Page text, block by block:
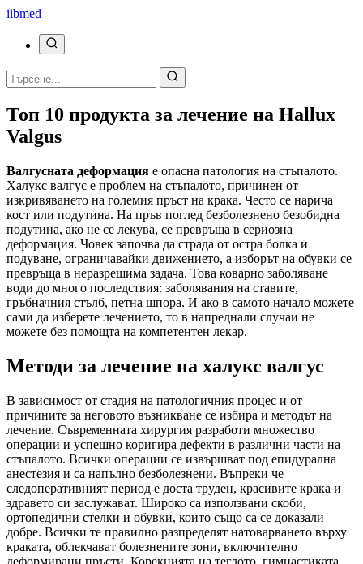
iibmed
Топ 10 продукта за лечение на Hallux
Valgus
Валгусната деформация е опасна патология на стъпалото.
Халукс валгус е проблем на стъпалото, причинен от
изкривяването на големия пръст на крака. Често се нарича
кост или подутина. На пръв поглед безболезнено безобидна
подутина, ако не се лекува, се превръща в сериозна
деформация. Човек започва да страда от остра болка и
подуване, ограничавайки движението, а изборът на обувки се
превръща в неразрешима задача. Това коварно заболяване
води до много последствия: заболявания на ставите,
гръбначния стълб, петна шпора. И ако в самото начало можете
сами да изберете лечението, то в напреднали случаи не
можете без помощта на компетентен лекар.
Методи за лечение на халукс валгус
В зависимост от стадия на патологичния процес и от
причините за неговото възникване се избира и методът на
лечение. Съвременната хирургия разработи множество
операции и успешно коригира дефекти в различни части на
стъпалото. Всички операции се извършват под епидурална
анестезия и са напълно безболезнени. Въпреки че
следоперативният период е доста труден, красивите крака и
здравето си заслужават. Широко са използвани скоби,
ортопедични стелки и обувки, които също са се доказали
добре. Всички те правилно разпределят натоварването върху
краката, облекчават болезнените зони, включително
деформирани пръсти. Корекцията на теглото, гимнастиката,